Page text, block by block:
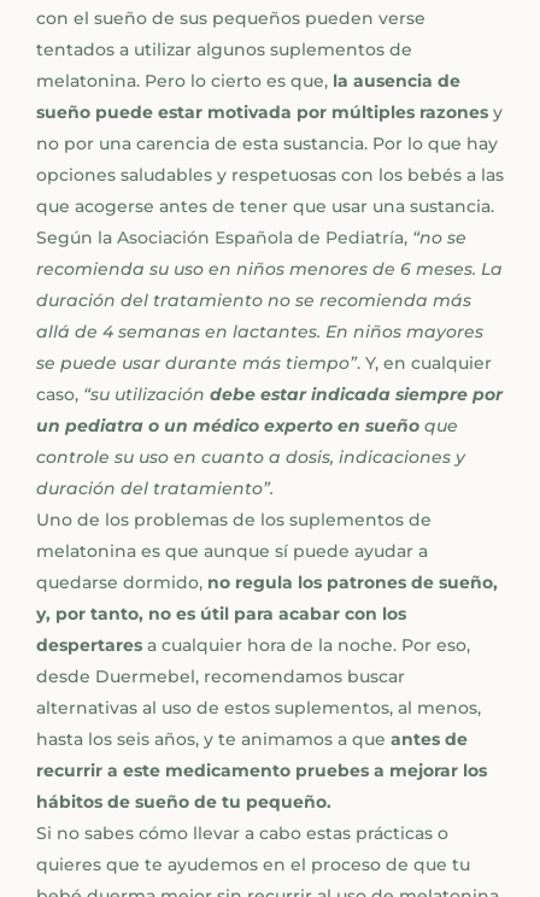
con el sueño de sus pequeños pueden verse
tentados a utilizar algunos suplementos de
melatonina. Pero lo cierto es que, la ausencia de
sueño puede estar motivada por múltiples razones y
no por una carencia de esta sustancia. Por lo que hay
opciones saludables y respetuosas con los bebés a las
que acogerse antes de tener que usar una sustancia.
Según la Asociación Española de Pediatría, “no se
recomienda su uso en niños menores de 6 meses. La
duración del tratamiento no se recomienda más
allá de 4 semanas en lactantes. En niños mayores
se puede usar durante más tiempo”. Y, en cualquier
caso, “su utilización debe estar indicada siempre por
un pediatra o un médico experto en sueño que
controle su uso en cuanto a dosis, indicaciones y
duración del tratamiento”.
Uno de los problemas de los suplementos de
melatonina es que aunque sí puede ayudar a
quedarse dormido, no regula los patrones de sueño,
y, por tanto, no es útil para acabar con los
despertares a cualquier hora de la noche. Por eso,
desde Duermebel, recomendamos buscar
alternativas al uso de estos suplementos, al menos,
hasta los seis años, y te animamos a que antes de
recurrir a este medicamento pruebes a mejorar los
hábitos de sueño de tu pequeño.
Si no sabes cómo llevar a cabo estas prácticas o
quieres que te ayudemos en el proceso de que tu